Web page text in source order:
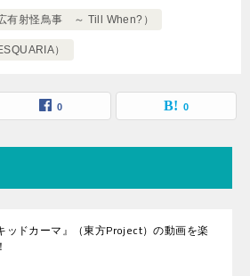
有射怪鳥事 ～ Till When?）
）
0 0
ッドカーマ』（東方Project）の動画を楽